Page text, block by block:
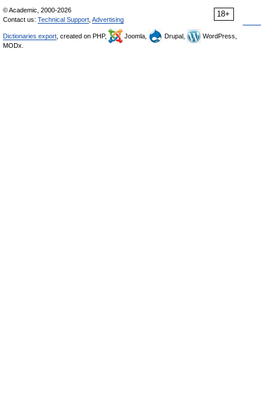
18+
© Academic, 2000-2026
Contact us: Technical Support Advertising
Dictionaries export , created on PHP, Joomla, Drupal,
WordPress,
MODx.